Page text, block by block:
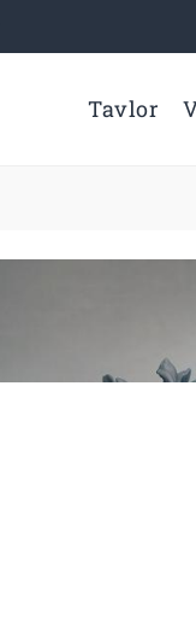
Tavlor